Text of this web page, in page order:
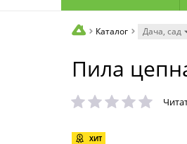
Каталог Дача, сад
Пила
ХИТ